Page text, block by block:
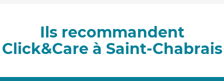
Ils recommandent
Click&Care à Saint-Chabrais